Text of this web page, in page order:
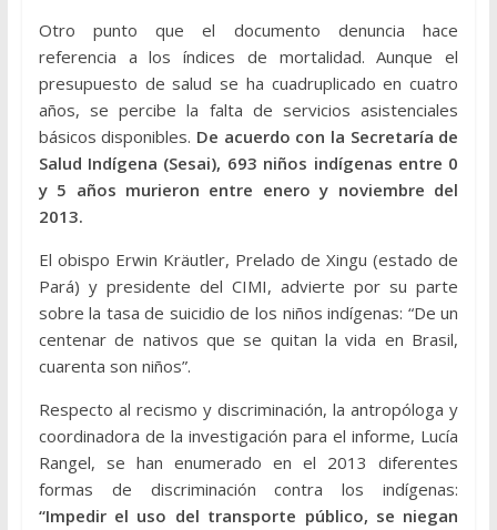
Otro punto que el documento denuncia hace
referencia a los índices de mortalidad. Aunque el
presupuesto de salud se ha cuadruplicado en cuatro
años, se percibe la falta de servicios asistenciales
básicos disponibles. De acuerdo con la Secretaría de
Salud Indígena (Sesai), 693 niños indígenas entre 0
y 5 años murieron entre enero y noviembre del
2013.
El obispo Erwin Kräutler, Prelado de Xingu (estado de
Pará) y presidente del CIMI, advierte por su parte
sobre la tasa de suicidio de los niños indígenas: “De un
centenar de nativos que se quitan la vida en Brasil,
cuarenta son niños”.
Respecto al recismo y discriminación, la antropóloga y
coordinadora de la investigación para el informe, Lucía
Rangel, se han enumerado en el 2013 diferentes
formas de discriminación contra los indígenas:
“Impedir el uso del transporte público, se niegan